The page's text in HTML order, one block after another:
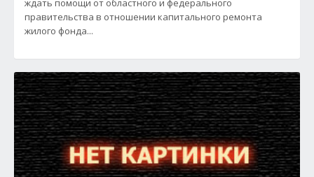
ждать помощи от областного и федерального
правительства в отношении капитального ремонта
жилого фонда...